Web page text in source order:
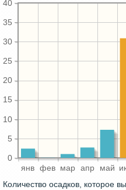
янв фев мар апр май
0
5
10
15
20
25
30
35
40
Количество осадков, которое